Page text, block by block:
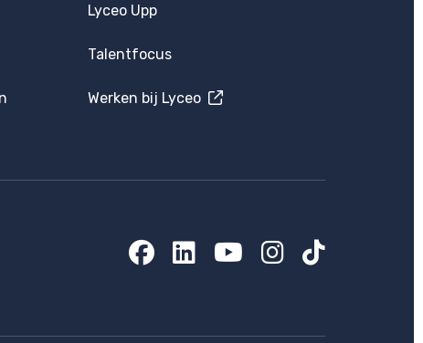
Lyceo Upp
Talentfocus
Werken bij Lyceo
Facebook
LinkedIn
YouTube
Instagram
TikTok